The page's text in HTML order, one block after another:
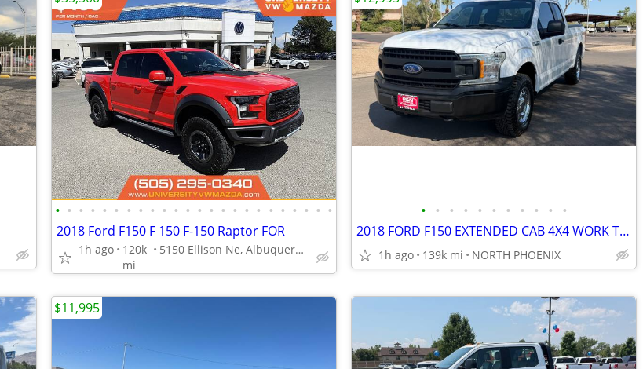
• • • • • • • • • • • • • • • • • • • • • • • •
2018 Ford F150 F 150 F-150 Raptor FOR
1h ago
120k
mi
5150 Ellison Ne, Albuquerque, NM 97109
• • • • • • • • • • •
2018 FORD F150 EXTENDED CAB 4X4 WORK TRUCK
1h ago 139k mi NORTH PHOENIX
$11,995